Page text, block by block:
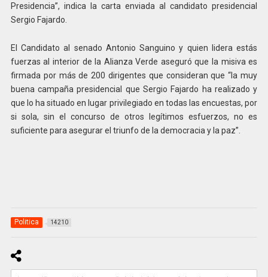
Presidencia”, indica la carta enviada al candidato presidencial
Sergio Fajardo.
El Candidato al senado Antonio Sanguino y quien lidera estás
fuerzas al interior de la Alianza Verde aseguró que la misiva es
firmada por más de 200 dirigentes que consideran que “la muy
buena campaña presidencial que Sergio Fajardo ha realizado y
que lo ha situado en lugar privilegiado en todas las encuestas, por
si sola, sin el concurso de otros legítimos esfuerzos, no es
suficiente para asegurar el triunfo de la democracia y la paz”.
Politica 14210